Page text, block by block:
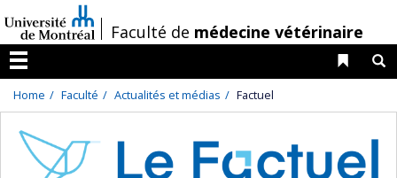
au
contenu
/Faculté de médecine vétérinaire
Menu
Liens
Home Faculté Actualités et médias Factuel